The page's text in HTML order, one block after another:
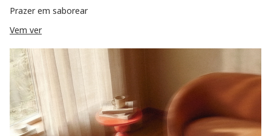
Prazer em saborear
Vem ver